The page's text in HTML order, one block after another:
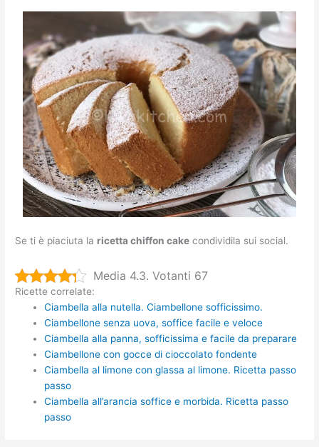
Se ti è piaciuta la ricetta chiffon cake condividila sui social.
Media 4.3. Votanti 67
Ricette correlate:
Ciambella alla nutella. Ciambellone sofficissimo.
Ciambellone senza uova, soffice facile e veloce
Ciambella alla panna, sofficissima e facile da preparare
Ciambellone con gocce di cioccolato fondente
Ciambella al limone con glassa al limone. Ricetta passo
passo
Ciambella all’arancia soffice e morbida. Ricetta passo
passo